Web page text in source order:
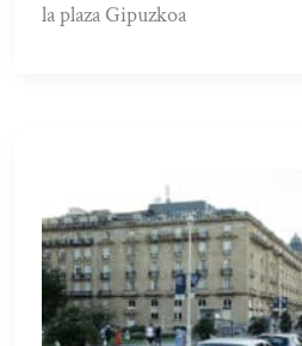
la plaza Gipuzkoa